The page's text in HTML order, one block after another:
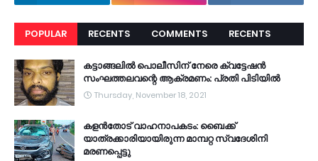
POPULAR RECENTS COMMENTS RECENTS
കട്ടാങ്ങലിൽ പൊലീസിന് നേരെ ക്വട്ടേഷൻ
സംഘത്തലവന്റെ ആക്രമണം: പ്രതി പിടിയിൽ
Thursday, November 18, 2021
കളൻതോട് വാഹനാപകടം: ബൈക്ക്
യാത്രക്കാരിയായിരുന്ന മാമ്പറ്റ സ്വദേശിനി
മരണപ്പെട്ടു